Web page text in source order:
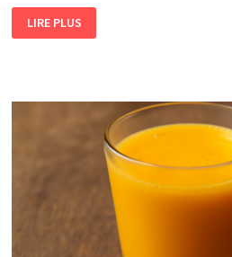
COMMENT
RÉUSSIR
UN
?
LIRE PLUS